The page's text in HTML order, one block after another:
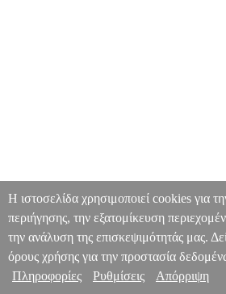
Η ιστοσελίδα χρησιμοποιεί cookies για
περιήγησης, την εξατομίκευση
την ανάλυση της επισκεψιμότητάς μας.
όρους χρήσης για την προστασία
Πληροφορίες
Ρυθμίσεις Απόρριψη